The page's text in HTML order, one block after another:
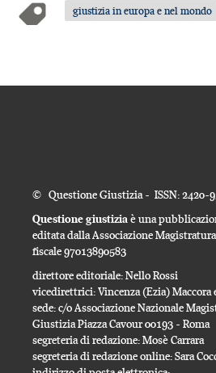
giustizia in europa e nel mondo
© Questione Giustizia - ISSN: 2420-
Questione giustiziaè una
editata dalla Associazione
fiscale 97013890583
direttore editoriale: Nello Rossi
vicedirettrici: Vincenza (Ezia) Maccora
sede: c/o Associazione Nazionale
Giustizia Piazza Cavour 00193 - Roma
segreteria di redazione: Mosè Carrara
segreteria di redazione online: Sara